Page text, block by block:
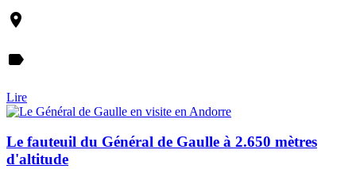
place
label
Lire
Le fauteuil du Général de Gaulle à 2.650 mètres
d'altitude